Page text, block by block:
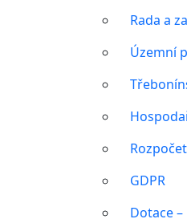
Rada a
Územní
Rozpočet
GDPR
Dotace